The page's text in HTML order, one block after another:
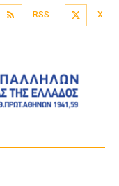
RSS X